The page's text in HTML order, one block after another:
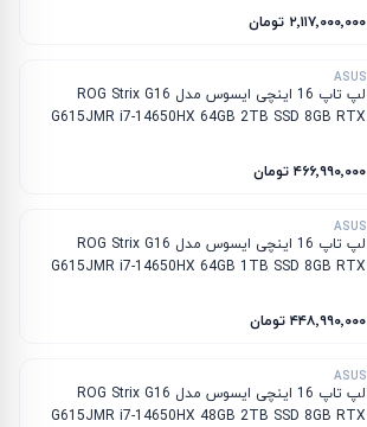
۲٬۱۱۷٬۰۰۰٬۰۰۰ تومان
ASUS
لپ تاپ 16 اینچی ایسوس مدل ROG Strix G16
G615JMR i7-14650HX 64GB 2TB SSD 8GB RTX
۴۶۶٬۹۹۰٬۰۰۰ تومان
ASUS
لپ تاپ 16 اینچی ایسوس مدل ROG Strix G16
G615JMR i7-14650HX 64GB 1TB SSD 8GB RTX
۴۴۸٬۹۹۰٬۰۰۰ تومان
ASUS
لپ تاپ 16 اینچی ایسوس مدل ROG Strix G16
G615JMR i7-14650HX 48GB 2TB SSD 8GB RTX